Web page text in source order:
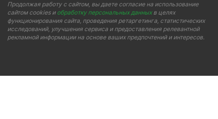
Продолжая работу с сайтом, вы даете согласие на использование
сайтом cookies и обработку персональных данныхв целях
функционирования сайта, проведения ретаргетинга, статистических
исследований, улучшения сервиса и предоставления релевантной
рекламной информации на основе ваших предпочтений и интересов.